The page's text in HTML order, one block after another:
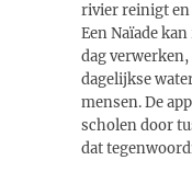
rivier reinigt en
Een Naïade
dag verwerken,
dagelijkse
mensen. De
scholen door
dat